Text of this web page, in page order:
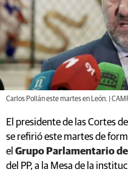
Carlos Pollán este martes en León. |
El presidente de las Cortes
se refirió este martes de
el Grupo Parlamentario
del PP, a la Mesa de la